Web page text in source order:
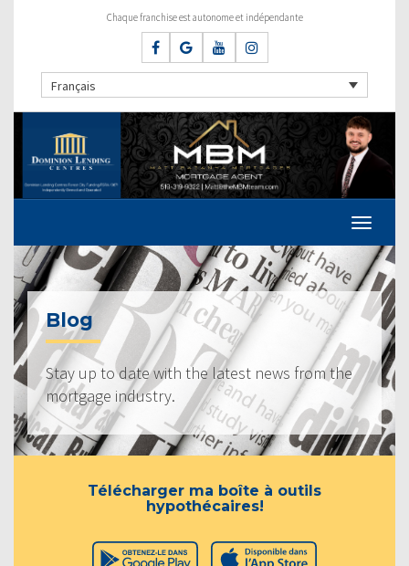
Chaque franchise est autonome et indépendante
Français
Blog
Stay up to date with the latest news from the
mortgage industry.
Télécharger ma boîte à outils
hypothécaires!